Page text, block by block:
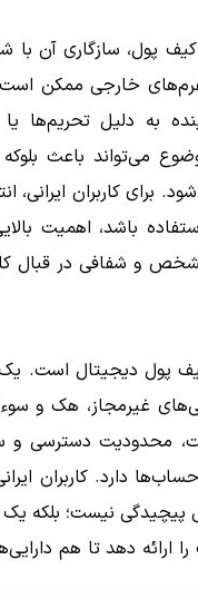
پول، سازگاری آن با
خارجی ممکن
به دلیل تحریم‌ها
می‌تواند باعث
برای کاربران ایرانی،
باشد، اهمیت
و شفافی در قبال
کیف پول دیجیتال است.
غیرمجاز، هک و
محدودیت دسترسی و
دارد. کاربران
پیچیدگی نیست؛ بلکه
دهد تا هم